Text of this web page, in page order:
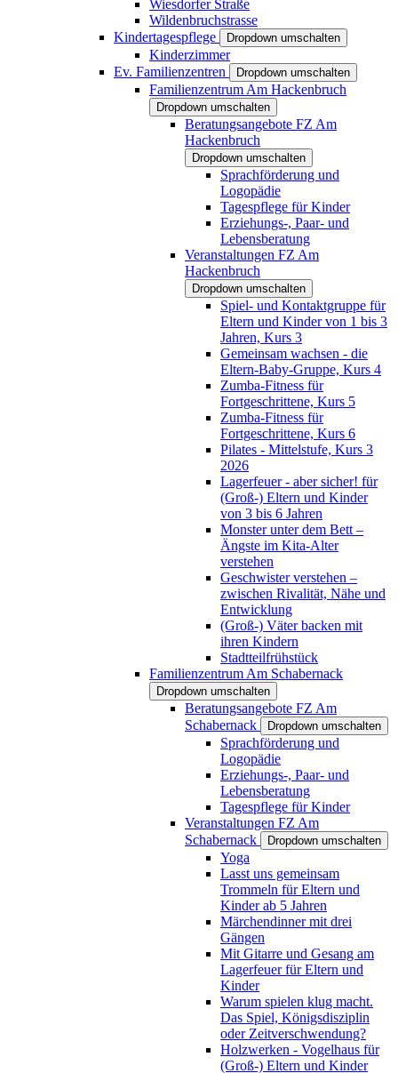
Wiesdorfer Straße
Wildenbruchstrasse
Kindertagespflege
Dropdown umschalten
Kinderzimmer
Ev. Familienzentren
Dropdown umschalten
Familienzentrum Am Hackenbruch
Dropdown umschalten
Beratungsangebote FZ Am
Hackenbruch
Dropdown umschalten
Sprachförderung und
Logopädie
Tagespflege für Kinder
Erziehungs-, Paar- und
Lebensberatung
Veranstaltungen FZ Am
Hackenbruch
Dropdown umschalten
Spiel- und Kontaktgruppe für
Eltern und Kinder von 1 bis 3
Jahren, Kurs 3
Gemeinsam wachsen - die
Eltern-Baby-Gruppe, Kurs 4
Zumba-Fitness für
Fortgeschrittene, Kurs 5
Zumba-Fitness für
Fortgeschrittene, Kurs 6
Pilates - Mittelstufe, Kurs 3
2026
Lagerfeuer - aber sicher! für
(Groß-) Eltern und Kinder
von 3 bis 6 Jahren
Monster unter dem Bett –
Ängste im Kita-Alter
verstehen
Geschwister verstehen –
zwischen Rivalität, Nähe und
Entwicklung
(Groß-) Väter backen mit
ihren Kindern
Stadtteilfrühstück
Familienzentrum Am Schabernack
Dropdown umschalten
Beratungsangebote FZ Am
Schabernack
Dropdown umschalten
Sprachförderung und
Logopädie
Erziehungs-, Paar- und
Lebensberatung
Tagespflege für Kinder
Veranstaltungen FZ Am
Schabernack
Dropdown umschalten
Yoga
Lasst uns gemeinsam
Trommeln für Eltern und
Kinder ab 5 Jahren
Märchendinner mit drei
Gängen
Mit Gitarre und Gesang am
Lagerfeuer für Eltern und
Kinder
Warum spielen klug macht.
Das Spiel, Königsdisziplin
oder Zeitverschwendung?
Holzwerken - Vogelhaus für
(Groß-) Eltern und Kinder